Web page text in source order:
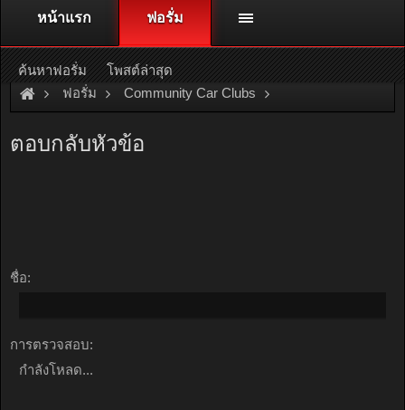
ติดต่อลงโฆษณา racingweb@gmail.comหรือโทร. 081-811-1138
หรืออ่านรายละเอียดเพิ่มเติม คลิกที่นี่
ฟอรั่ม Community Car Clubs
ตอบกลับหัวข้อ
ชื่อ:
การตรวจสอบ:
กำลังโหลด...
หน้าแรก ฟอรั่ม
ค้นหาฟอรั่ม โพสต์ล่าสุด